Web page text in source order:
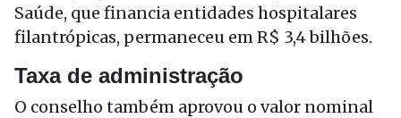
Saúde, que financia entidades hospitalares
filantrópicas, permaneceu em R$ 3,4 bilhões.
Taxa de administração
O conselho também aprovou o valor nominal